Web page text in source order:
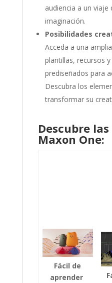
audiencia a un viaje
imaginación.
Posibilidades
Acceda a una
plantillas, recursos
prediseñados para
Descubra los
transformar su
Descubre
Maxon One:
Fácil de
aprender